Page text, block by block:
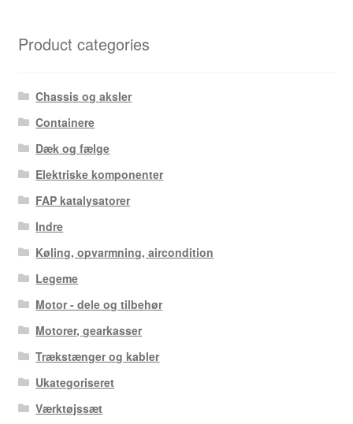
Product categories
Chassis og aksler
Containere
Dæk og fælge
Elektriske komponenter
FAP katalysatorer
Indre
Køling, opvarmning, aircondition
Legeme
Motor - dele og tilbehør
Motorer, gearkasser
Trækstænger og kabler
Ukategoriseret
Værktøjssæt